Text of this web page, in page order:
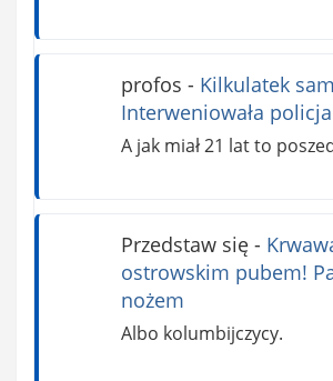
profos - Kilkulatek
Interweniowała policja
A jak miał 21 lat to
Przedstaw się-
ostrowskim pubem!
nożem
Albo kolumbijczycy.